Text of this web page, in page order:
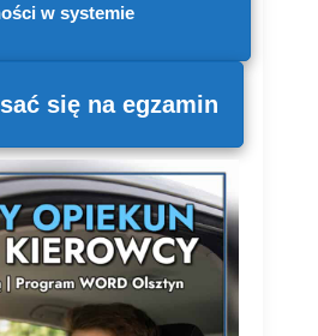
w systemie
się na egzamin